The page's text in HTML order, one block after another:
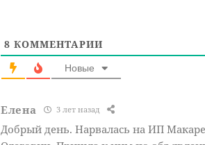
8 КОММЕНТАРИИ
Новые
Елена 3 лет назад
Добрый день. Нарвалась на ИП